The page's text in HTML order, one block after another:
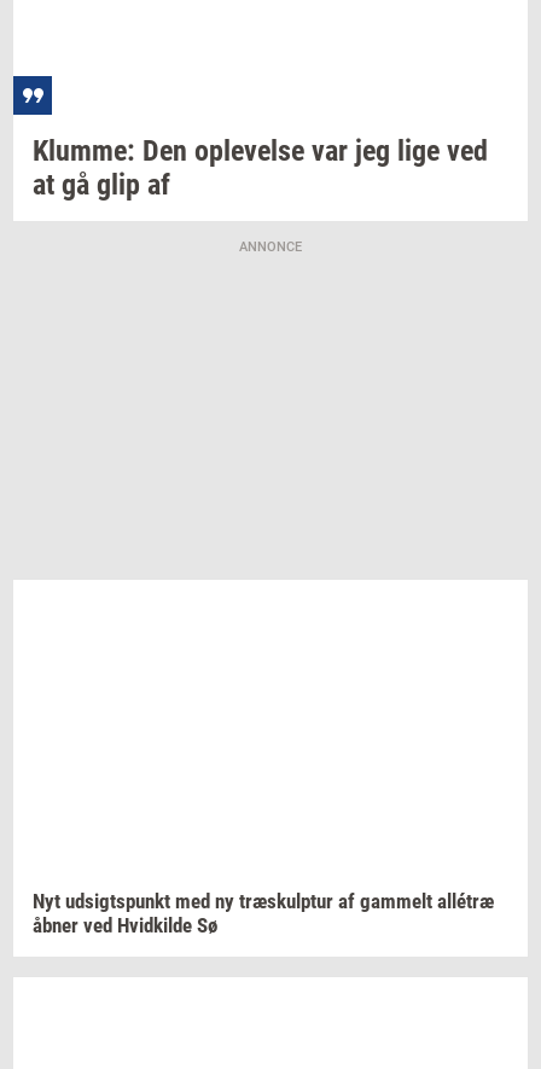
Klum­me: Den op­le­vel­se var jeg lige ved
at gå glip af
ANNONCE
Nyt ud­sigts­punkt med ny træskul­p­tur af gam­melt allétræ
åbner ved Hvid­kil­de Sø